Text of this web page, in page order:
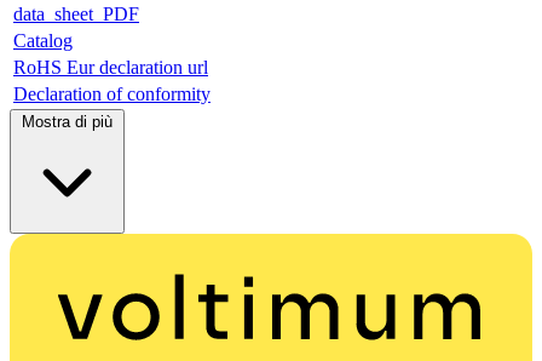
data_sheet_PDF
Catalog
RoHS Eur declaration url
Declaration of conformity
Mostra di più